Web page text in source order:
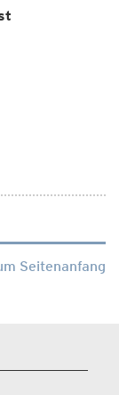
Seitenanfang